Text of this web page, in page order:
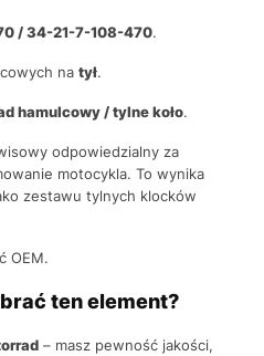
/ 34-21-7-108-470.
na tył.
hamulcowy / tylne koło.
odpowiedzialny za
motocykla. To wynika
zestawu tylnych klocków
OEM.
ten element?
– masz pewność jakości,